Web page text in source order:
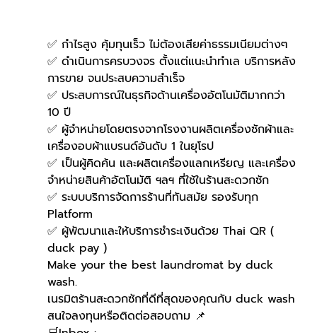
✅ กำไรสูง คุ้มทุนเร็ว ไม่ต้องเสียค่าธรรมเนียมต่างๆ
✅ ดำเนินการครบวงจร ตั้งแต่แนะนำทำเล บริการหลัง
การขาย จนประสบความสำเร็จ
✅ ประสบการณ์ในธุรกิจด้านเครื่องอัตโนมัติมากกว่า
10 ปี
✅ ผู้จำหน่ายโดยตรงจากโรงงานผลิตเครื่องซักผ้าและ
เครื่องอบผ้าแบรนด์อันดับ 1 ในยุโรป
✅ เป็นผู้คิดค้น และผลิตเครื่องแลกเหรียญ และเครื่อง
จำหน่ายสินค้าอัตโนมัติ ฯลฯ ที่ใช้ในร้านสะดวกซัก
✅ ระบบบริการจัดการร้านที่ทันสมัย รองรับทุก
Platform
✅ ผู้พัฒนาและให้บริการชำระเงินด้วย Thai QR (
duck pay )
Make your the best laundromat by duck
wash.
เนรมิตร้านสะดวกซักที่ดีที่สุดของคุณกับ duck wash
สนใจลงทุนหรือติดต่อสอบถาม 📌